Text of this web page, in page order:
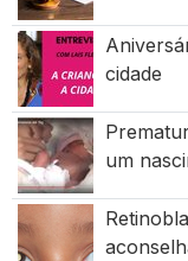
cidade
um